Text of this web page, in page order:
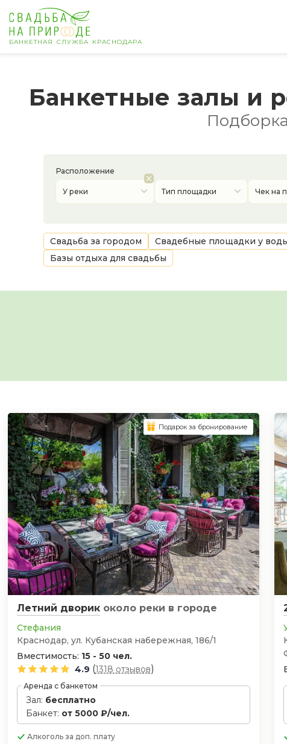
БАНКЕТНАЯ СЛУЖБА КРАСНОДАРА
Банкет
Выпускной
Корпоратив
Новогодний корпоратив
Банкетные залы и
У реки
Расположение
Тип площадки Чек на
Свадьба за городом Свадебные площадки у
Базы отдыха для свадьбы
Летний дворик около реки в городе
Стефания
Краснодар, ул. Кубанская набережная, 186/1
Вместимость: 15 - 50 чел.
4.9 (1318 отзывов)
Аренда с банкетом
Зал: бесплатно
Банкет: от 5000 ₽/чел.
Алкоголь за доп. плату
Подарок за бронирование